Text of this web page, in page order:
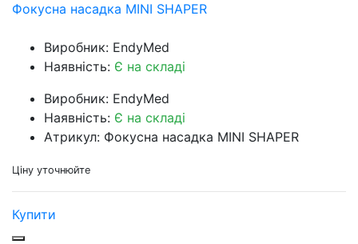
Фокусна насадка MINI SHAPER
Виробник: EndyMed
Наявність: Є на складі
Виробник: EndyMed
Наявність: Є на складі
Атрикул: Фокусна насадка MINI SHAPER
Ціну уточнюйте
Купити